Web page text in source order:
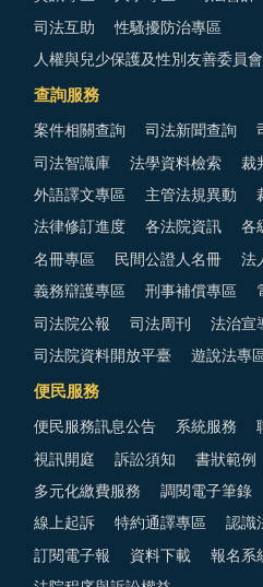
司法互助 性騷擾防治專區
人權與兒少保護及性別友善委員會
查詢服務
案件相關查詢 司法新聞查詢
司法智識庫 法學資料檢索 裁
外語譯文專區 主管法規異動
法律修訂進度 各法院資訊 各
名冊專區 民間公證人名冊 法
義務辯護專區 刑事補償專區
司法院公報 司法周刊 法治宣
司法院資料開放平臺 遊說法專
便民服務
便民服務訊息公告 系統服務
視訊開庭 訴訟須知 書狀範例
多元化繳費服務 調閱電子筆錄
線上起訴 特約通譯專區 認識
訂閱電子報 資料下載 報名系